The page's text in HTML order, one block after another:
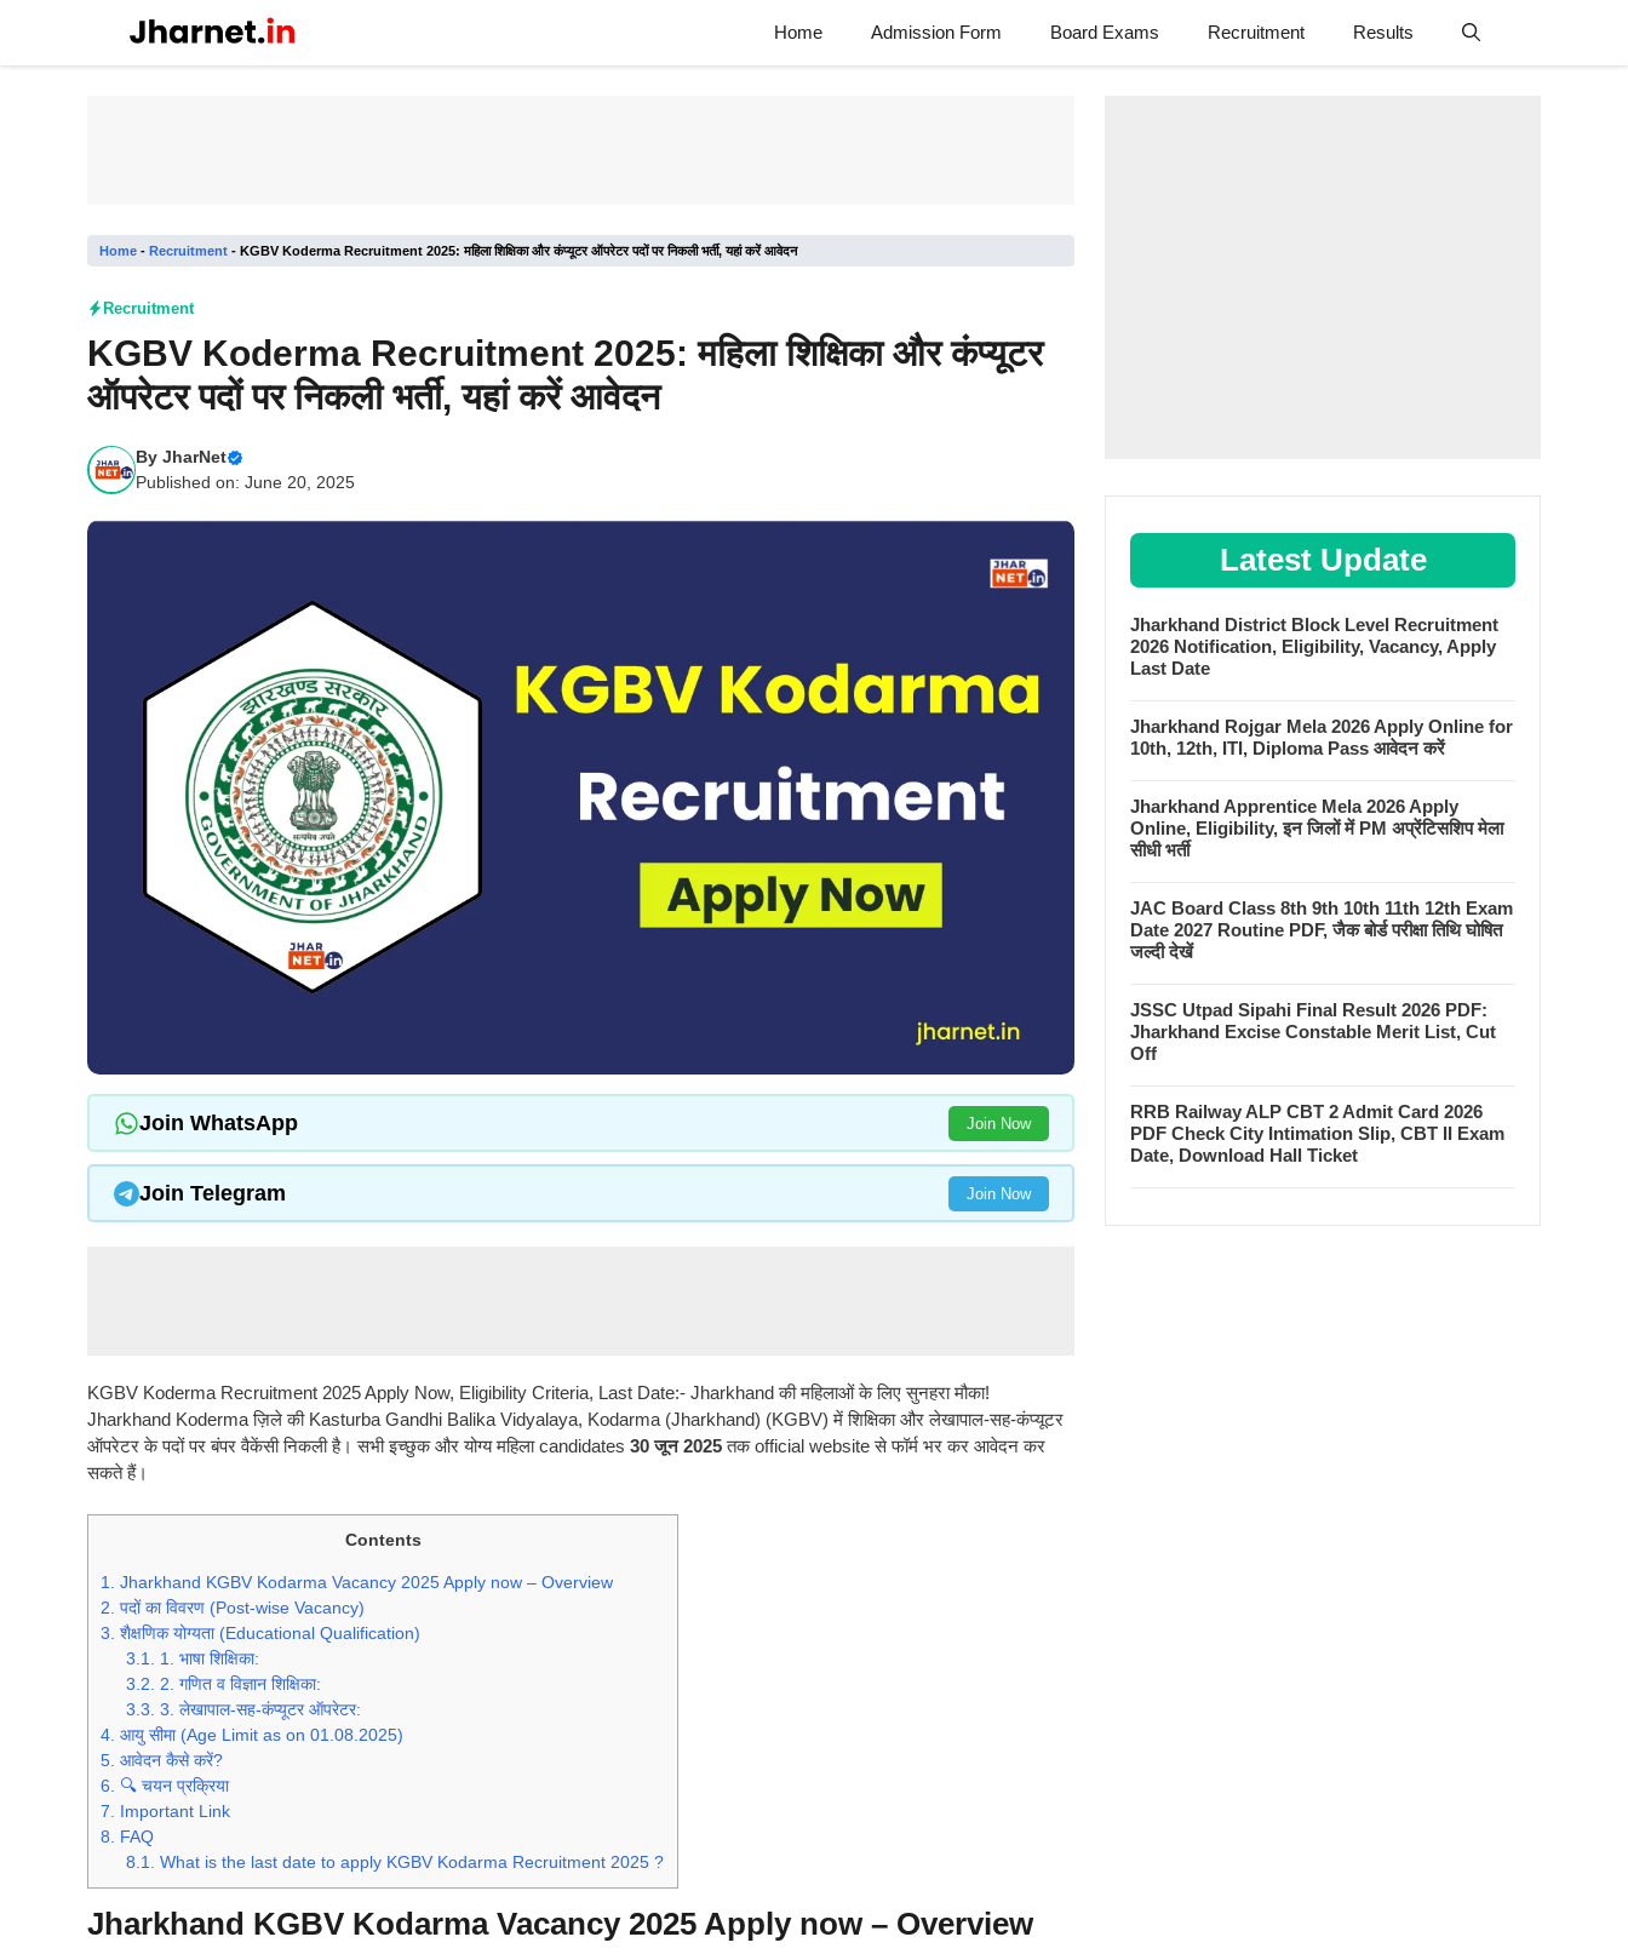
content
Home Admission Form Board Exams Recruitment Results
Home - Recruitment - KGBV Koderma Recruitment 2025: महिला शिक्षिका और कंप्यूटर ऑपरेटर पदों पर निकली भर्ती, यहां करें आवेदन
Recruitment
KGBV Koderma Recruitment 2025: महिला शिक्षिका और कंप्यूटर
ऑपरेटर पदों पर निकली भर्ती, यहां करें आवेदन
By JharNet
Published on: June 20, 2025
Join WhatsApp Join Now
Join Telegram Join Now
KGBV Koderma Recruitment 2025 Apply Now, Eligibility Criteria, Last Date:- Jharkhand की महिलाओं के लिए सुनहरा मौका!
Jharkhand Koderma ज़िले की Kasturba Gandhi Balika Vidyalaya, Kodarma (Jharkhand) (KGBV) में शिक्षिका और लेखापाल-सह-कंप्यूटर
ऑपरेटर के पदों पर बंपर वैकेंसी निकली है। सभी इच्छुक और योग्य महिला candidates 30 जून 2025तक official website से फॉर्म भर कर आवेदन कर
सकते हैं।
Contents
1.
Jharkhand KGBV Kodarma Vacancy 2025 Apply now – Overview
2. पदों का विवरण (Post-wise Vacancy)
3. शैक्षणिक योग्यता (Educational Qualification)
3.1.
1. भाषा शिक्षिका:
3.2.
2. गणित व विज्ञान शिक्षिका:
3.3. 3. लेखापाल-सह-कंप्यूटर ऑपरेटर:
4. आयु सीमा (Age Limit as on 01.08.2025)
5. आवेदन कैसे करें?
6.
🔍 चयन प्रक्रिया
7.
Important Link
8.
FAQ
8.1.
What is the last date to apply KGBV Kodarma Recruitment 2025 ?
Jharkhand KGBV Kodarma Vacancy 2025 Apply now – Overview
Latest Update
Jharkhand District Block Level Recruitment
2026 Notification, Eligibility, Vacancy, Apply
Last Date
Jharkhand Rojgar Mela 2026 Apply Online for
10th, 12th, ITI, Diploma Pass आवेदन करें
Jharkhand Apprentice Mela 2026 Apply
Online, Eligibility, इन जिलों में PM अप्रेंटिसशिप मेला
सीधी भर्ती
JAC Board Class 8th 9th 10th 11th 12th Exam
Date 2027 Routine PDF, जैक बोर्ड परीक्षा तिथि घोषित
जल्दी देखें
JSSC Utpad Sipahi Final Result 2026 PDF:
Jharkhand Excise Constable Merit List, Cut
Off
RRB Railway ALP CBT 2 Admit Card 2026
PDF Check City Intimation Slip, CBT II Exam
Date, Download Hall Ticket